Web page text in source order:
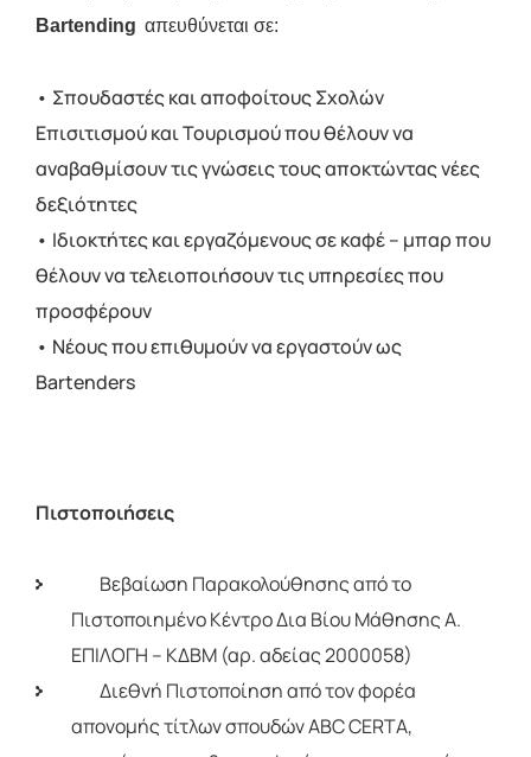
Bartending απευθύνεται σε:
• Σπουδαστές και αποφοίτους Σχολών
Επισιτισμού και Τουρισμού που θέλουν να
αναβαθμίσουν τις γνώσεις τους αποκτώντας νέες
δεξιότητες
• Ιδιοκτήτες και εργαζόμενους σε καφέ – μπαρ που
θέλουν να τελειοποιήσουν τις υπηρεσίες που
προσφέρουν
• Νέους που επιθυμούν να εργαστούν ως
Bartenders
Πιστοποιήσεις
Βεβαίωση Παρακολούθησης από το
Πιστοποιημένο Κέντρο Δια Βίου Μάθησης Α.
ΕΠΙΛΟΓΗ – ΚΔΒΜ (αρ. αδείας 2000058)
Διεθνή Πιστοποίηση από τον φορέα
απονομής τίτλων σπουδών ABC CERTA,